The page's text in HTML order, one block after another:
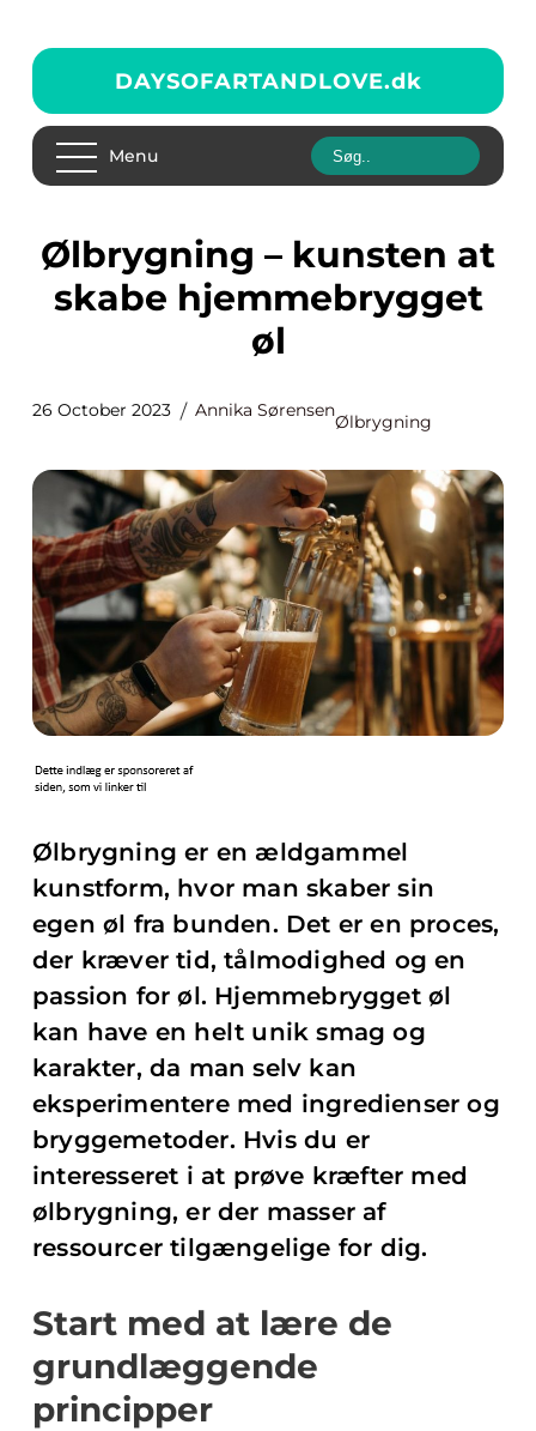
DAYSOFARTANDLOVE.dk
Menu
Ølbrygning – kunsten at
skabe hjemmebrygget
øl
26 October 2023 Annika Sørensen
Ølbrygning
Ølbrygning er en ældgammel
kunstform, hvor man skaber sin
egen øl fra bunden. Det er en proces,
der kræver tid, tålmodighed og en
passion for øl. Hjemmebrygget øl
kan have en helt unik smag og
karakter, da man selv kan
eksperimentere med ingredienser og
bryggemetoder. Hvis du er
interesseret i at prøve kræfter med
ølbrygning, er der masser af
ressourcer tilgængelige for dig.
Start med at lære de
grundlæggende
principper